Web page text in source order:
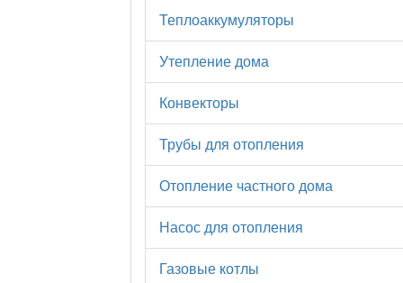
Теплоаккумуляторы
Утепление дома
Конвекторы
Трубы для отопления
Отопление частного дома
Насос для отопления
Газовые котлы